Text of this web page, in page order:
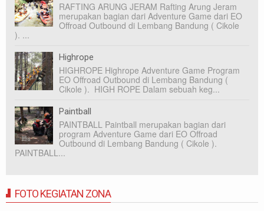
RAFTING ARUNG JERAM Rafting Arung Jeram
merupakan bagian dari Adventure Game dari EO
Offroad Outbound di Lembang Bandung ( Cikole
). ...
Highrope
HIGHROPE Highrope Adventure Game Program
EO Offroad Outbound di Lembang Bandung (
Cikole ). HIGH ROPE Dalam sebuah keg...
Paintball
PAINTBALL Paintball merupakan bagian dari
program Adventure Game dari EO Offroad
Outbound di Lembang Bandung ( Cikole ).
PAINTBALL...
FOTO KEGIATAN ZONA